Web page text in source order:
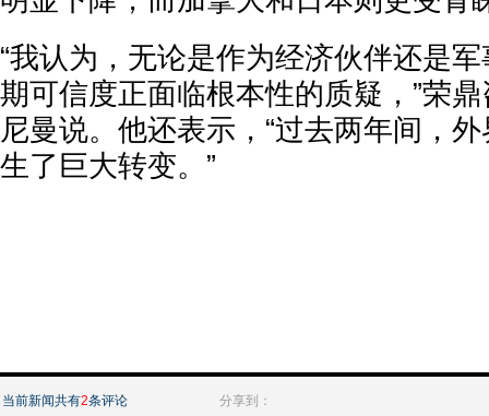
“我认为，无论是作为经济伙伴还是
期可信度正面临根本性的质疑，”荣
尼曼说。他还表示，“过去两年间，
生了巨大转变。”
当前新闻共有2条评论 分享到：